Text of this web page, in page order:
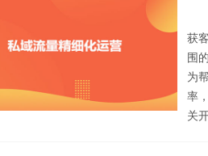
私
获
围
为
率
关